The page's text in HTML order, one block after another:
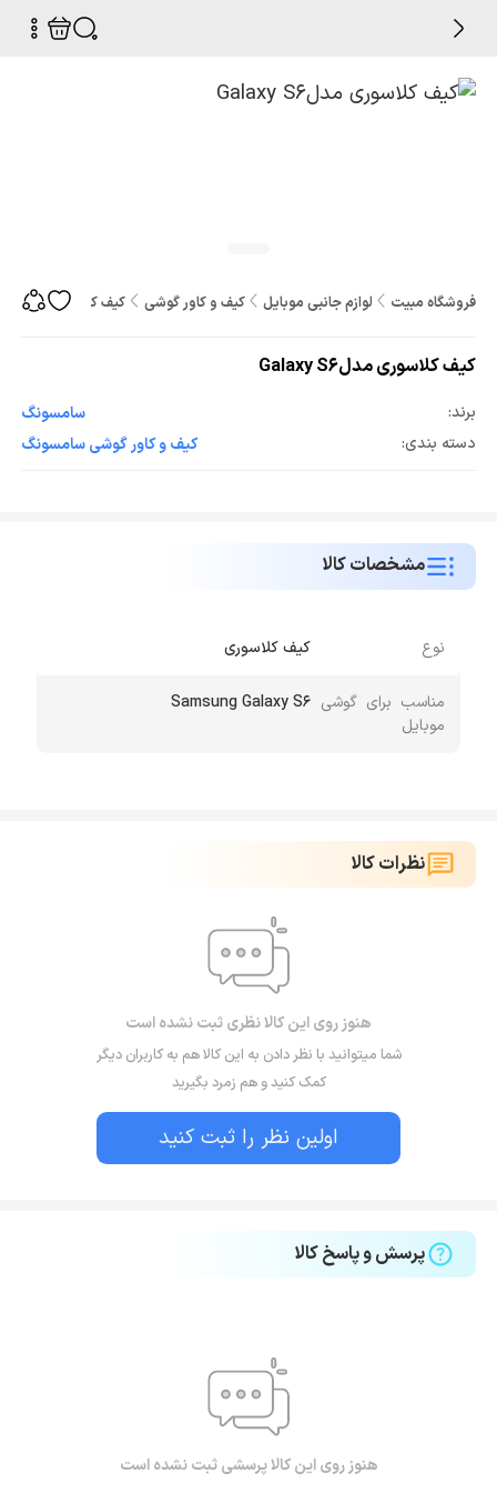
فروشگاه مبیت لوازم جانبی موبایل کیف و کاور گوشی کیف کلاسوری مدلGalaxy S6
کیف کلاسوری مدلGalaxy S6
برند:
سامسونگ
دسته بندی:
کیف و کاور گوشی سامسونگ
مشخصات کالا
نوع کیف کلاسوری
مناسب برای گوشی
موبایل
Samsung Galaxy S6
نظرات کالا
هنوز روی این کالا نظری ثبت نشده است
شما میتوانید با نظر دادن به این کالا هم به کاربران دیگر
کمک کنید و هم زمرد بگیرید
اولین نظر را ثبت کنید
پرسش و پاسخ کالا
هنوز روی این کالا پرسشی ثبت نشده است